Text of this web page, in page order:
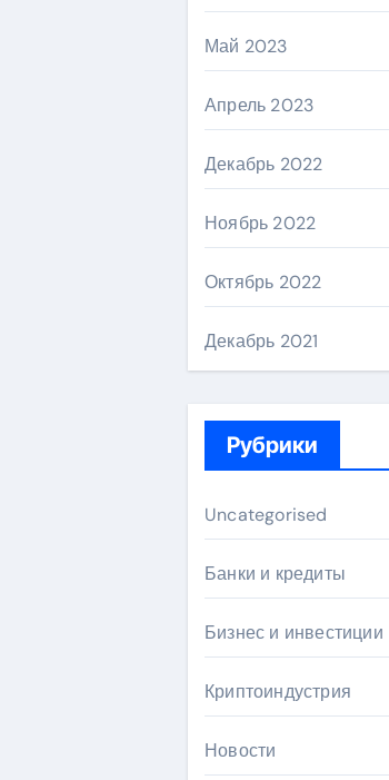
Май 2023
Апрель 2023
Декабрь 2022
Ноябрь 2022
Октябрь 2022
Декабрь 2021
Рубрики
Uncategorised
Банки и кредиты
Бизнес и инвестиции
Криптоиндустрия
Новости